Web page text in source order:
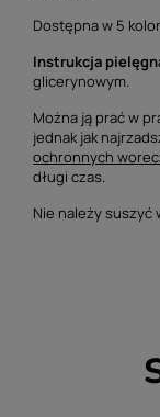
Dostępna w 5
Instrukcja
glicerynowym.
Można ją prać w
jednak jak
ochronnych
długi czas.
Nie należy suszyć